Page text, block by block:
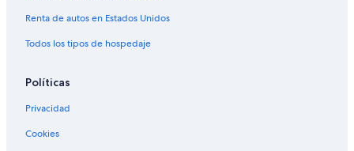
Renta de autos en Estados Unidos
Todos los tipos de hospedaje
Políticas
Privacidad
Cookies